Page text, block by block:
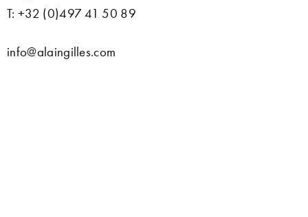
T: +32 (0)497 41 50 89
info@alaingilles.com